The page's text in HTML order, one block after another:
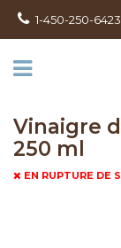
1-450-250-6423
Vinaigre
250 ml
EN RUPTURE DE